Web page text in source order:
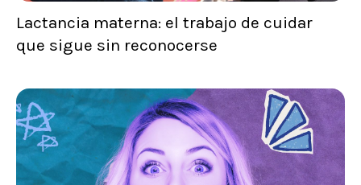
Lactancia materna: el trabajo de cuidar
que sigue sin reconocerse